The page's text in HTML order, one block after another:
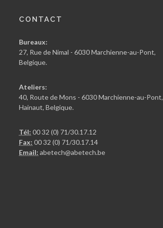
CONTACT
Bureaux:
27, Rue de Nimal - 6030 Marchienne-au-Pont,
Belgique.
Ateliers:
40, Route de Mons - 6030 Marchienne-au-Pont,
Hainaut, Belgique.
Tél: 00 32 (0) 71/30.17.12
Fax: 00 32 (0) 71/30.17.14
Email: abetech@abetech.be